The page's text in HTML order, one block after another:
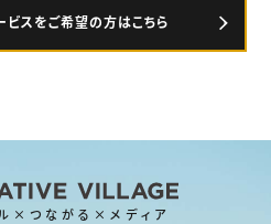
スをご希望の方はこちら
×つながる×メディア